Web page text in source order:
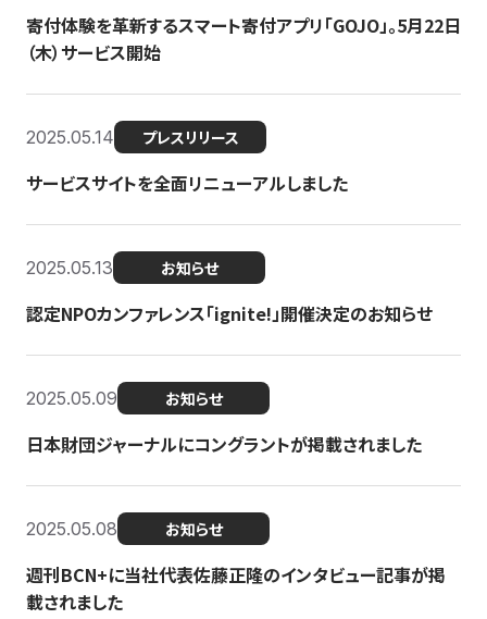
寄付体験を革新するスマート寄付アプリ「GOJO」。5月22日
（木）サービス開始
2025.05.14 プレスリリース
サービスサイトを全面リニューアルしました
2025.05.13 お知らせ
認定NPOカンファレンス「ignite!」開催決定のお知らせ
2025.05.09 お知らせ
日本財団ジャーナルにコングラントが掲載されました
2025.05.08 お知らせ
週刊BCN+に当社代表佐藤正隆のインタビュー記事が掲
載されました